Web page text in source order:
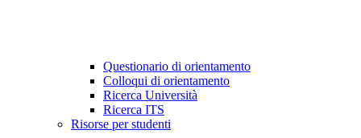
Questionario di orientamento
Colloqui di orientamento
Ricerca Università
Ricerca ITS
Risorse per studenti